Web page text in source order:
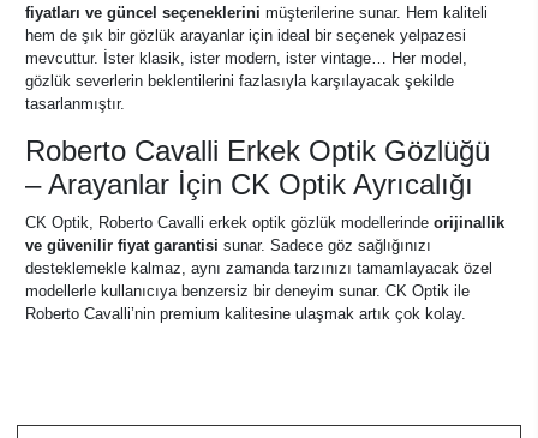
fiyatları ve güncel seçeneklerini müşterilerine sunar. Hem kaliteli
hem de şık bir gözlük arayanlar için ideal bir seçenek yelpazesi
mevcuttur. İster klasik, ister modern, ister vintage… Her model,
gözlük severlerin beklentilerini fazlasıyla karşılayacak şekilde
tasarlanmıştır.
Roberto Cavalli Erkek Optik Gözlüğü
– Arayanlar İçin CK Optik Ayrıcalığı
CK Optik, Roberto Cavalli erkek optik gözlük modellerinde orijinallik
ve güvenilir fiyat garantisi sunar. Sadece göz sağlığınızı
desteklemekle kalmaz, aynı zamanda tarzınızı tamamlayacak özel
modellerle kullanıcıya benzersiz bir deneyim sunar. CK Optik ile
Roberto Cavalli’nin premium kalitesine ulaşmak artık çok kolay.